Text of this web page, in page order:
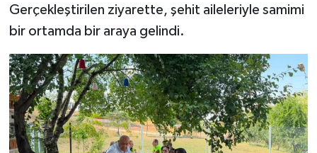
Gerçekleştirilen ziyarette, şehit aileleriyle samimi
bir ortamda bir araya gelindi.